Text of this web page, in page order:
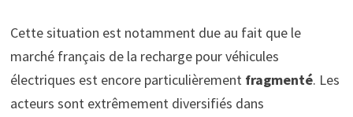
Cette situation est notamment due au fait que le
marché français de la recharge pour véhicules
électriques est encore particulièrement fragmenté. Les
acteurs sont extrêmement diversifiés dans